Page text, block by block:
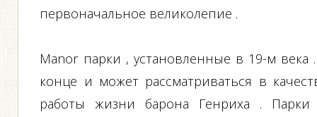
первоначальное великолепие .
Manor парки , установленные в 19-м века
конце и может рассматриваться в
работы жизни барона Генриха .